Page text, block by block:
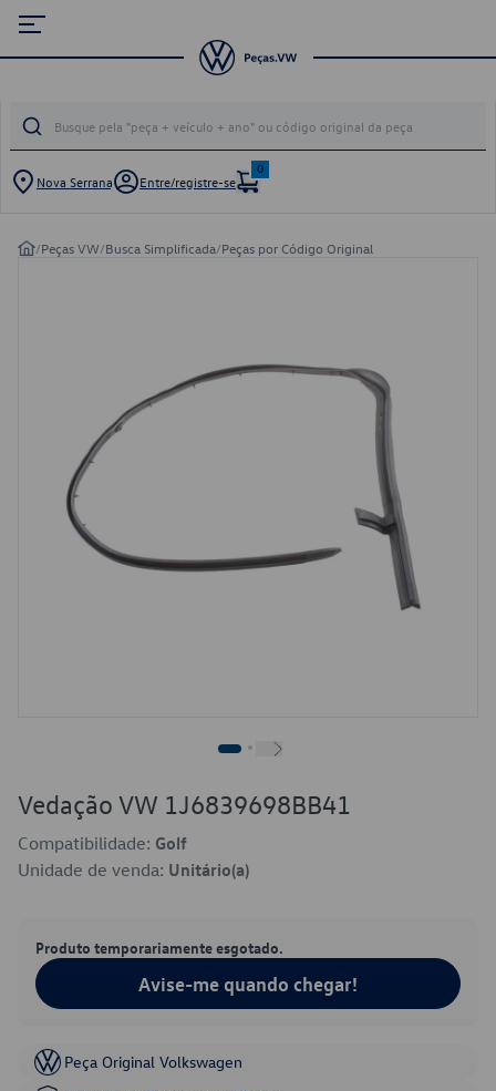
Nova Serrana Entre/registre-se
0
/Peças VW/Busca Simplificada/Peças por Código Original
Vedação VW 1J6839698BB41
Compatibilidade: Golf
Unidade de venda: Unitário(a)
Produto temporariamente esgotado.
Avise-me quando chegar!
Peça Original Volkswagen